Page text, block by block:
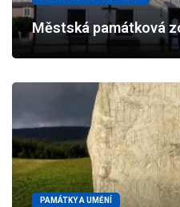
Městská památková
PAMÁTKY A UMĚNÍ